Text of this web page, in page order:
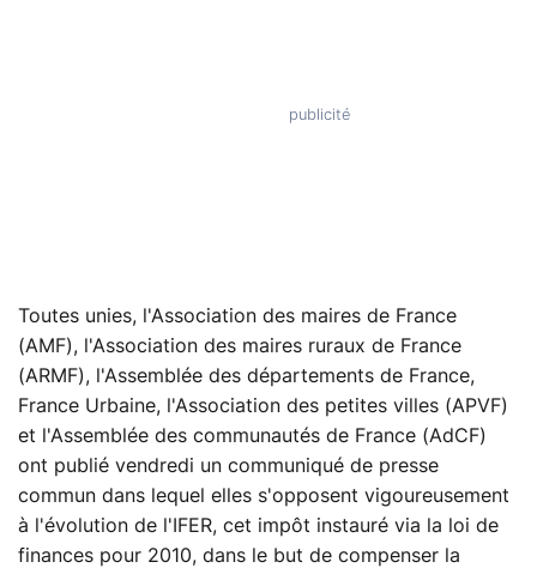
Toutes unies, l'Association des maires de France
(AMF), l'Association des maires ruraux de France
(ARMF), l'Assemblée des départements de France,
France Urbaine, l'Association des petites villes (APVF)
et l'Assemblée des communautés de France (AdCF)
ont publié vendredi un communiqué de presse
commun dans lequel elles s'opposent vigoureusement
à l'évolution de l'IFER, cet impôt instauré via la loi de
finances pour 2010, dans le but de compenser la